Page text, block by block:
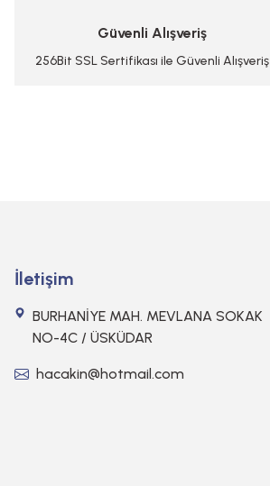
Ürün fiyatı diğer sitelerden daha pahalı.
Bu ürüne benzer farklı alternatifler olmalı.
Güvenli Alışveriş
256Bit SSL Sertifikası ile Güvenli Alışveriş
İletişim
BURHANİYE MAH. MEVLANA SOKAK
NO-4C / ÜSKÜDAR
hacakin@hotmail.com